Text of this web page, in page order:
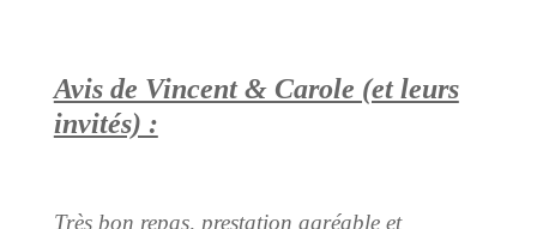
Avis de Vincent & Carole (et leurs
invités) :
Très bon repas, prestation agréable et